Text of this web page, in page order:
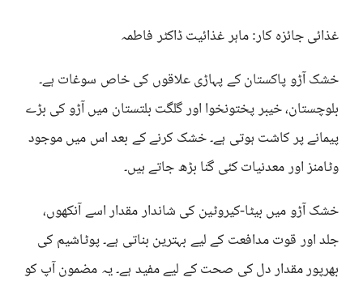
غذائی جائزہ کار: ماہر غذائیت ڈاکٹر فاطمہ
خشک آڑو پاکستان کے پہاڑی علاقوں کی خاص سوغات ہے۔
بلوچستان، خیبر پختونخوا اور گلگت بلتستان میں آڑو کی بڑے
پیمانے پر کاشت ہوتی ہے۔ خشک کرنے کے بعد اس میں موجود
وٹامنز اور معدنیات کئی گنا بڑھ جاتے ہیں۔
خشک آڑو میں بیٹا-کیروٹین کی شاندار مقدار اسے آنکھوں،
جلد اور قوت مدافعت کے لیے بہترین بناتی ہے۔ پوٹاشیم کی
بھرپور مقدار دل کی صحت کے لیے مفید ہے۔ یہ مضمون آپ کو